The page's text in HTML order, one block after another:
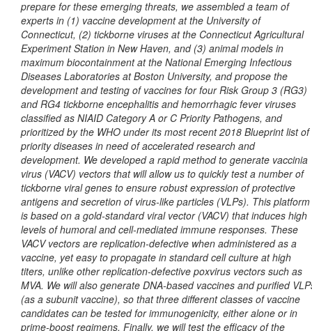
prepare for these emerging threats, we assembled a team of
experts in (1) vaccine development at the University of
Connecticut, (2) tickborne viruses at the Connecticut Agricultural
Experiment Station in New Haven, and (3) animal models in
maximum biocontainment at the National Emerging Infectious
Diseases Laboratories at Boston University, and propose the
development and testing of vaccines for four Risk Group 3 (RG3)
and RG4 tickborne encephalitis and hemorrhagic fever viruses
classified as NIAID Category A or C Priority Pathogens, and
prioritized by the WHO under its most recent 2018 Blueprint list of
priority diseases in need of accelerated research and
development. We developed a rapid method to generate vaccinia
virus (VACV) vectors that will allow us to quickly test a number of
tickborne viral genes to ensure robust expression of protective
antigens and secretion of virus-like particles (VLPs). This platform
is based on a gold-standard viral vector (VACV) that induces high
levels of humoral and cell-mediated immune responses. These
VACV vectors are replication-defective when administered as a
vaccine, yet easy to propagate in standard cell culture at high
titers, unlike other replication-defective poxvirus vectors such as
MVA. We will also generate DNA-based vaccines and purified
(as a subunit vaccine), so that three different classes of vaccine
candidates can be tested for immunogenicity, either alone or in
prime-boost regimens. Finally, we will test the efficacy of the